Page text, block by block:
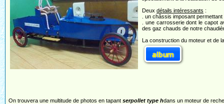
Deux détails intéressants :
. un châssis imposant
. une carrosserie dont le capot
des gaz chauds de notre
La construction du moteur et de
On trouvera une multitude de photos en tapant serpollet type hdans un moteur de